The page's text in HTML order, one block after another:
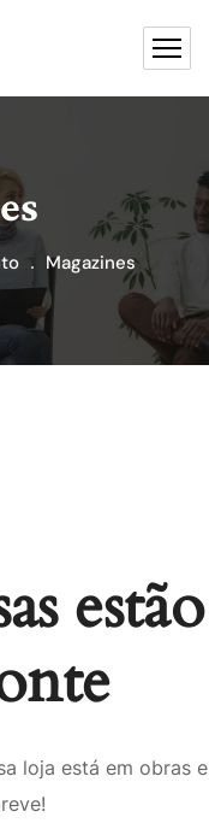
Magazines
estão
loja está em obras e